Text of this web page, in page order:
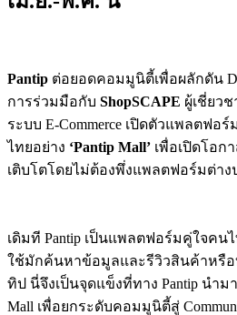
Pantip ต่อยอดคอมมูนิตี้เพื่อผลักดัน
การร่วมมือกับ ShopSCAPE ผู้เชี่ยว
ระบบ E-Commerce เปิดตัวแพลตฟอร์
ไทยอย่าง ‘Pantip Mall’ เพื่อเปิดโอก
เติบโตโดยไม่ต้องพึ่งแพลตฟอร์มต่าง
เดิมที Pantip เป็นแพลตฟอร์มคู่ใจค
ใช้มักค้นหาข้อมูลและรีวิวสินค้าหรือ
ทิป นี่จึงเป็นจุดแข็งที่ทาง Pantip นำม
Mall เพื่อยกระดับคอมมูนิตี้สู่